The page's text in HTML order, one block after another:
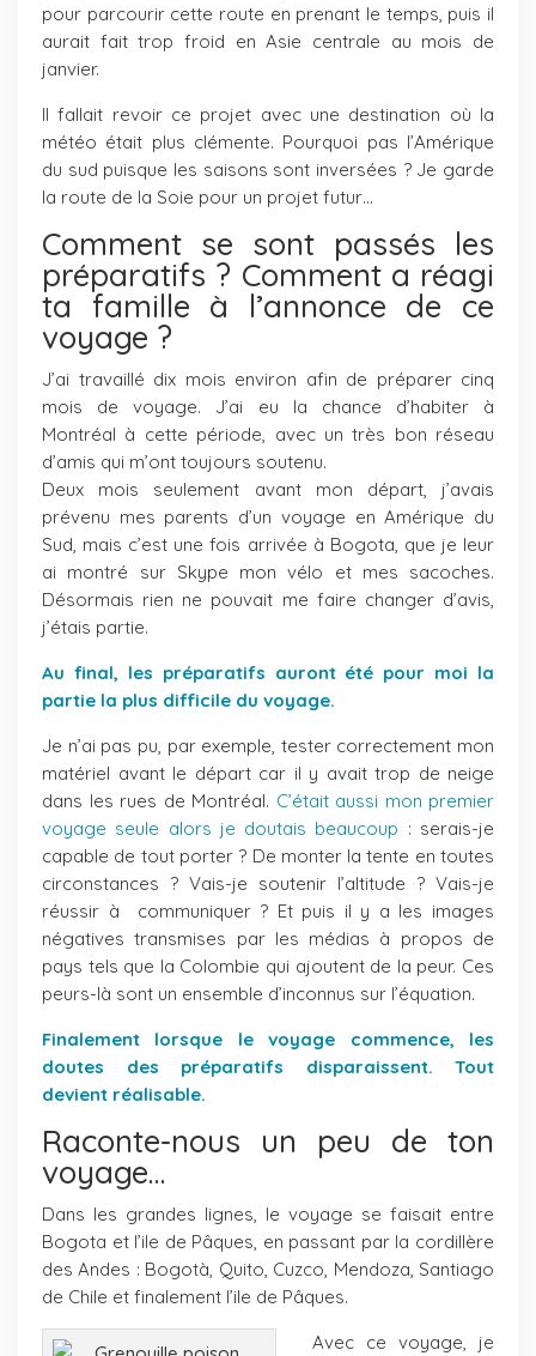
pour parcourir cette route en prenant le temps, puis il
aurait fait trop froid en Asie centrale au mois de
janvier.
Il fallait revoir ce projet avec une destination où la
météo était plus clémente. Pourquoi pas l’Amérique
du sud puisque les saisons sont inversées ? Je garde
la route de la Soie pour un projet futur…
Comment se sont passés les
préparatifs ? Comment a réagi
ta famille à l’annonce de ce
voyage ?
J’ai travaillé dix mois environ afin de préparer cinq
mois de voyage. J’ai eu la chance d’habiter à
Montréal à cette période, avec un très bon réseau
d’amis qui m’ont toujours soutenu.
Deux mois seulement avant mon départ, j’avais
prévenu mes parents d’un voyage en Amérique du
Sud, mais c’est une fois arrivée à Bogota, que je leur
ai montré sur Skype mon vélo et mes sacoches.
Désormais rien ne pouvait me faire changer d’avis,
j’étais partie.
Au final, les préparatifs auront été pour moi la
partie la plus difficile du voyage.
Je n’ai pas pu, par exemple, tester correctement mon
matériel avant le départ car il y avait trop de neige
dans les rues de Montréal. C’était aussi mon premier
voyage seule alors je doutais beaucoup : serais-je
capable de tout porter ? De monter la tente en toutes
circonstances ? Vais-je soutenir l’altitude ? Vais-je
réussir à communiquer ? Et puis il y a les images
négatives transmises par les médias à propos de
pays tels que la Colombie qui ajoutent de la peur. Ces
peurs-là sont un ensemble d’inconnus sur l’équation.
Finalement lorsque le voyage commence, les
doutes des préparatifs disparaissent. Tout
devient réalisable.
Raconte-nous un peu de ton
voyage…
Dans les grandes lignes, le voyage se faisait entre
Bogota et l’ile de Pâques, en passant par la cordillère
des Andes : Bogotà, Quito, Cuzco, Mendoza, Santiago
de Chile et finalement l’ile de Pâques.
Avec ce voyage, je